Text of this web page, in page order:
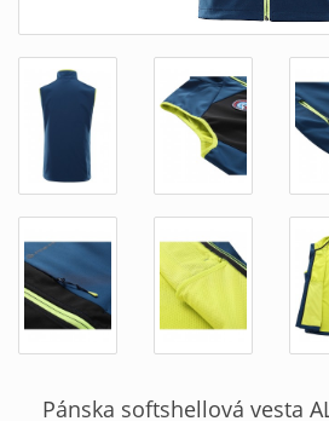
Pánska softshellová vesta